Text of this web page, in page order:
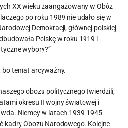
XX wieku zaangażowany w Obóz
po roku 1989 nie udało się w
Demokracji, głównej polskiej
Polskę w roku 1919 i
wybory?”
bo temat arcyważny.
obozu politycznego twierdzili,
okresu II wojny światowej i
Niemcy w latach 1939-1945
kadry Obozu Narodowego. Kolejne